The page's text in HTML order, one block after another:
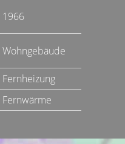
1966
Wohngebäude
Fernheizung
Fernwärme